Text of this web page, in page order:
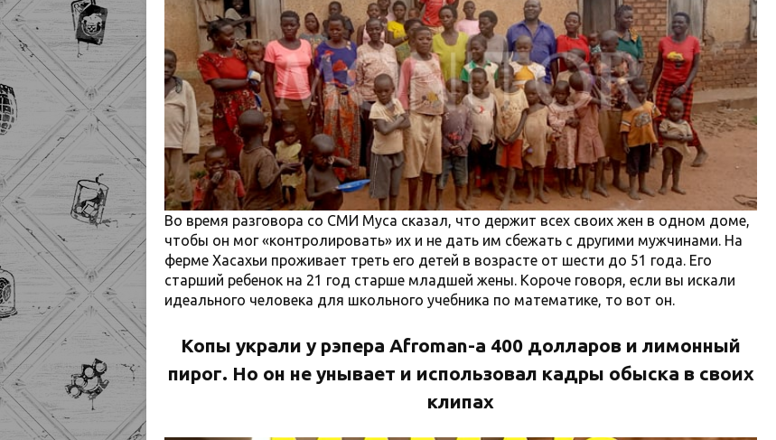
Во время разговора со СМИ Муса сказал, что держит всех своих жен в одном доме,
чтобы он мог «контролировать» их и не дать им сбежать с другими мужчинами. На
ферме Хасахьи проживает треть его детей в возрасте от шести до 51 года. Его
старший ребенок на 21 год старше младшей жены. Короче говоря, если вы искали
идеального человека для школьного учебника по математике, то вот он.
Копы украли у рэпера Afroman-а 400 долларов и лимонный
пирог. Но он не унывает и использовал кадры обыска в своих
клипах